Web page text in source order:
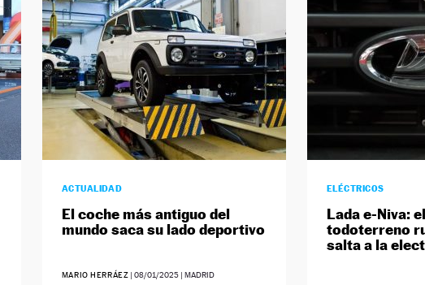
ACTUALIDAD
El coche más antiguo del
mundo saca su lado deportivo
MARIO HERRÁEZ |08/01/2025 | MADRID
ELÉCTRICOS
Lada e-Niva:
todoterreno
salta a la